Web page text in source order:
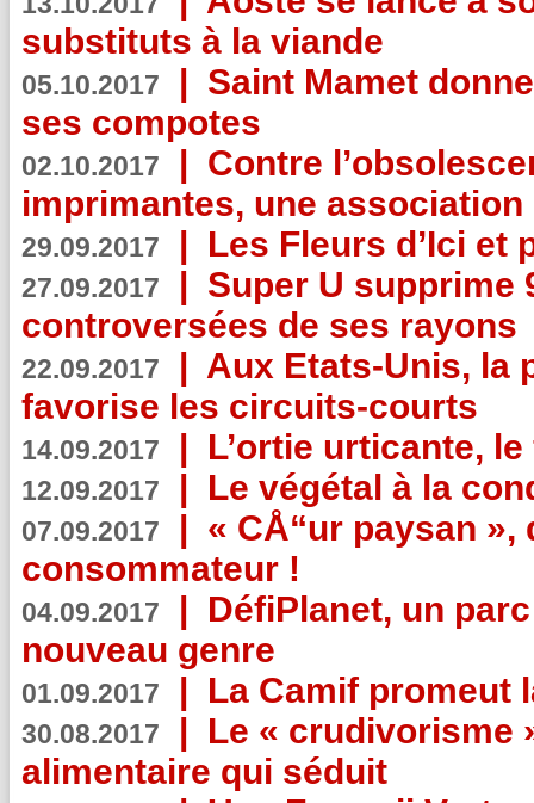
substituts à la viande
05.10.2017 | Saint Mamet
ses compotes
02.10.2017 | Contre
imprimantes, une
29.09.2017 | Les Fleurs d’Ici et
27.09.2017 | Super U supprime
controversées de ses rayons
22.09.2017 | Aux Etats-Unis, la
favorise les circuits-courts
14.09.2017 | L’ortie urticante,
12.09.2017 | Le végétal à la
07.09.2017 | « CÅ“ur paysan
consommateur !
04.09.2017 | DéfiPlanet, un
nouveau genre
01.09.2017 | La Camif promeut
30.08.2017 | Le « crudivorisme
alimentaire qui séduit